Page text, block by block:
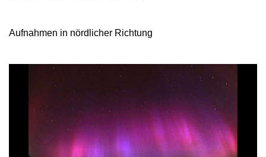
Aufnahmen in nördlicher Richtung